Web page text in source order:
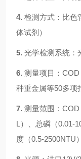
4. 检测方式：比色
体试剂）
5. 光学检测系统：
6. 测量项目：
种重金属等50多项
7. 测量范围： COD
L）、总磷（0.01-
度（0.5-2500NTU）